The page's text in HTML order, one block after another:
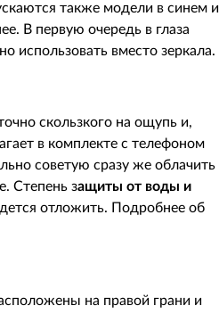
также модели в синем и
В первую очередь в глаза
использовать вместо зеркала.
скользкого на ощупь и,
в комплекте с телефоном
советую сразу же облачить
Степень защиты от воды и
отложить. Подробнее об
на правой грани и